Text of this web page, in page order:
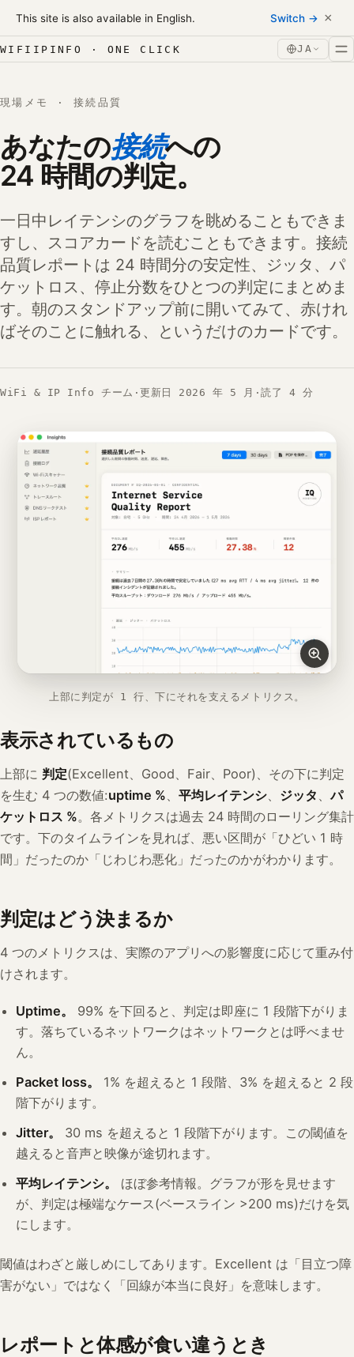
This site is also available in English. Switch → ×
コンテンツへスキップ
WIFIIPINFO · ONE CLICK JA
現場メモ · 接続品質
あなたの接続への
24 時間の判定。
一日中レイテンシのグラフを眺めることもできま
すし、スコアカードを読むこともできます。接続
品質レポートは 24 時間分の安定性、ジッタ、パ
ケットロス、停止分数をひとつの判定にまとめま
す。朝のスタンドアップ前に開いてみて、赤けれ
ばそのことに触れる、というだけのカードです。
WiFi & IP Info チーム ·更新日 2026 年 5 月 ·読了 4 分
上部に判定が 1 行、下にそれを支えるメトリクス。
表示されているもの
上部に 判定(Excellent、Good、Fair、Poor)、その下に判定
を生む 4 つの数値:uptime % 平均レイテンシ ジッタ 、パ
ケットロス %。各メトリクスは過去 24 時間のローリング集計
です。下のタイムラインを見れば、悪い区間が「ひどい 1 時
間」だったのか「じわじわ悪化」だったのかがわかります。
判定はどう決まるか
4 つのメトリクスは、実際のアプリへの影響度に応じて重み付
けされます。
Uptime。
99% を下回ると、判定は即座に 1 段階下がりま
す。落ちているネットワークはネットワークとは呼べませ
ん。
Packet loss。
1% を超えると 1 段階、3% を超えると 2 段
階下がります。
Jitter。
30 ms を超えると 1 段階下がります。この閾値を
越えると音声と映像が途切れます。
平均レイテンシ。
ほぼ参考情報。グラフが形を見せます
が、判定は極端なケース(ベースライン >200 ms)だけを気
にします。
閾値はわざと厳しめにしてあります。Excellent は「目立つ障
害がない」ではなく「回線が本当に良好」を意味します。
レポートと体感が食い違うとき